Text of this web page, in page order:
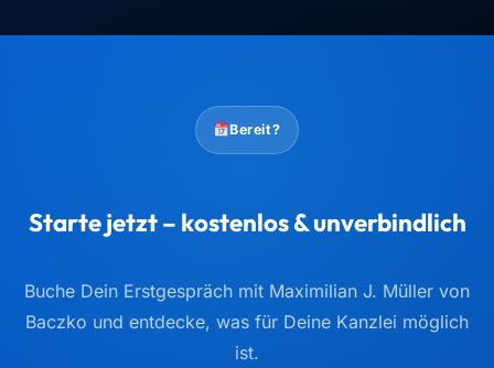
Bereit?
Starte jetzt – kostenlos & unverbindlich
Buche Dein Erstgespräch mit Maximilian J. Müller von
Baczko und entdecke, was für Deine Kanzlei möglich
ist.